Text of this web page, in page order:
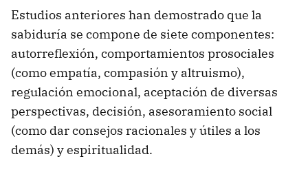
Estudios anteriores han demostrado que la
sabiduría se compone de siete componentes:
autorreflexión, comportamientos prosociales
(como empatía, compasión y altruismo),
regulación emocional, aceptación de diversas
perspectivas, decisión, asesoramiento social
(como dar consejos racionales y útiles a los
demás) y espiritualidad.